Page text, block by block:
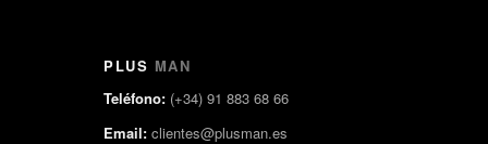
PLUS MAN
Teléfono: (+34) 91 883 68 66
Email: clientes@plusman.es